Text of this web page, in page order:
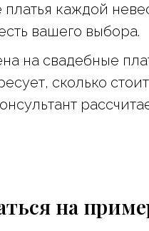
платья каждой
вашего выбора.
на свадебные
сколько
на